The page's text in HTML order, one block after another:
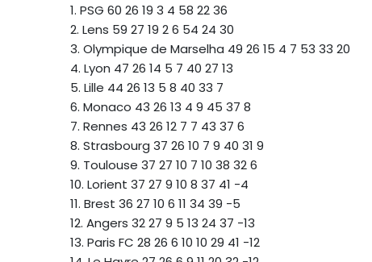
1. PSG 60 26 19 3 4 58 22 36
2. Lens 59 27 19 2 6 54 24 30
3. Olympique de Marselha 49 26 15 4 7 53 33 20
4. Lyon 47 26 14 5 7 40 27 13
5. Lille 44 26 13 5 8 40 33 7
6. Monaco 43 26 13 4 9 45 37 8
7. Rennes 43 26 12 7 7 43 37 6
8. Strasbourg 37 26 10 7 9 40 31 9
9. Toulouse 37 27 10 7 10 38 32 6
10. Lorient 37 27 9 10 8 37 41 -4
11. Brest 36 27 10 6 11 34 39 -5
12. Angers 32 27 9 5 13 24 37 -13
13. Paris FC 28 26 6 10 10 29 41 -12